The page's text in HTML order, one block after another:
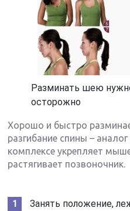
Разминать шею
осторожно
Хорошо и быстро
разгибание спины –
комплексе укрепляет
растягивает позвоночник.
Занять положение,